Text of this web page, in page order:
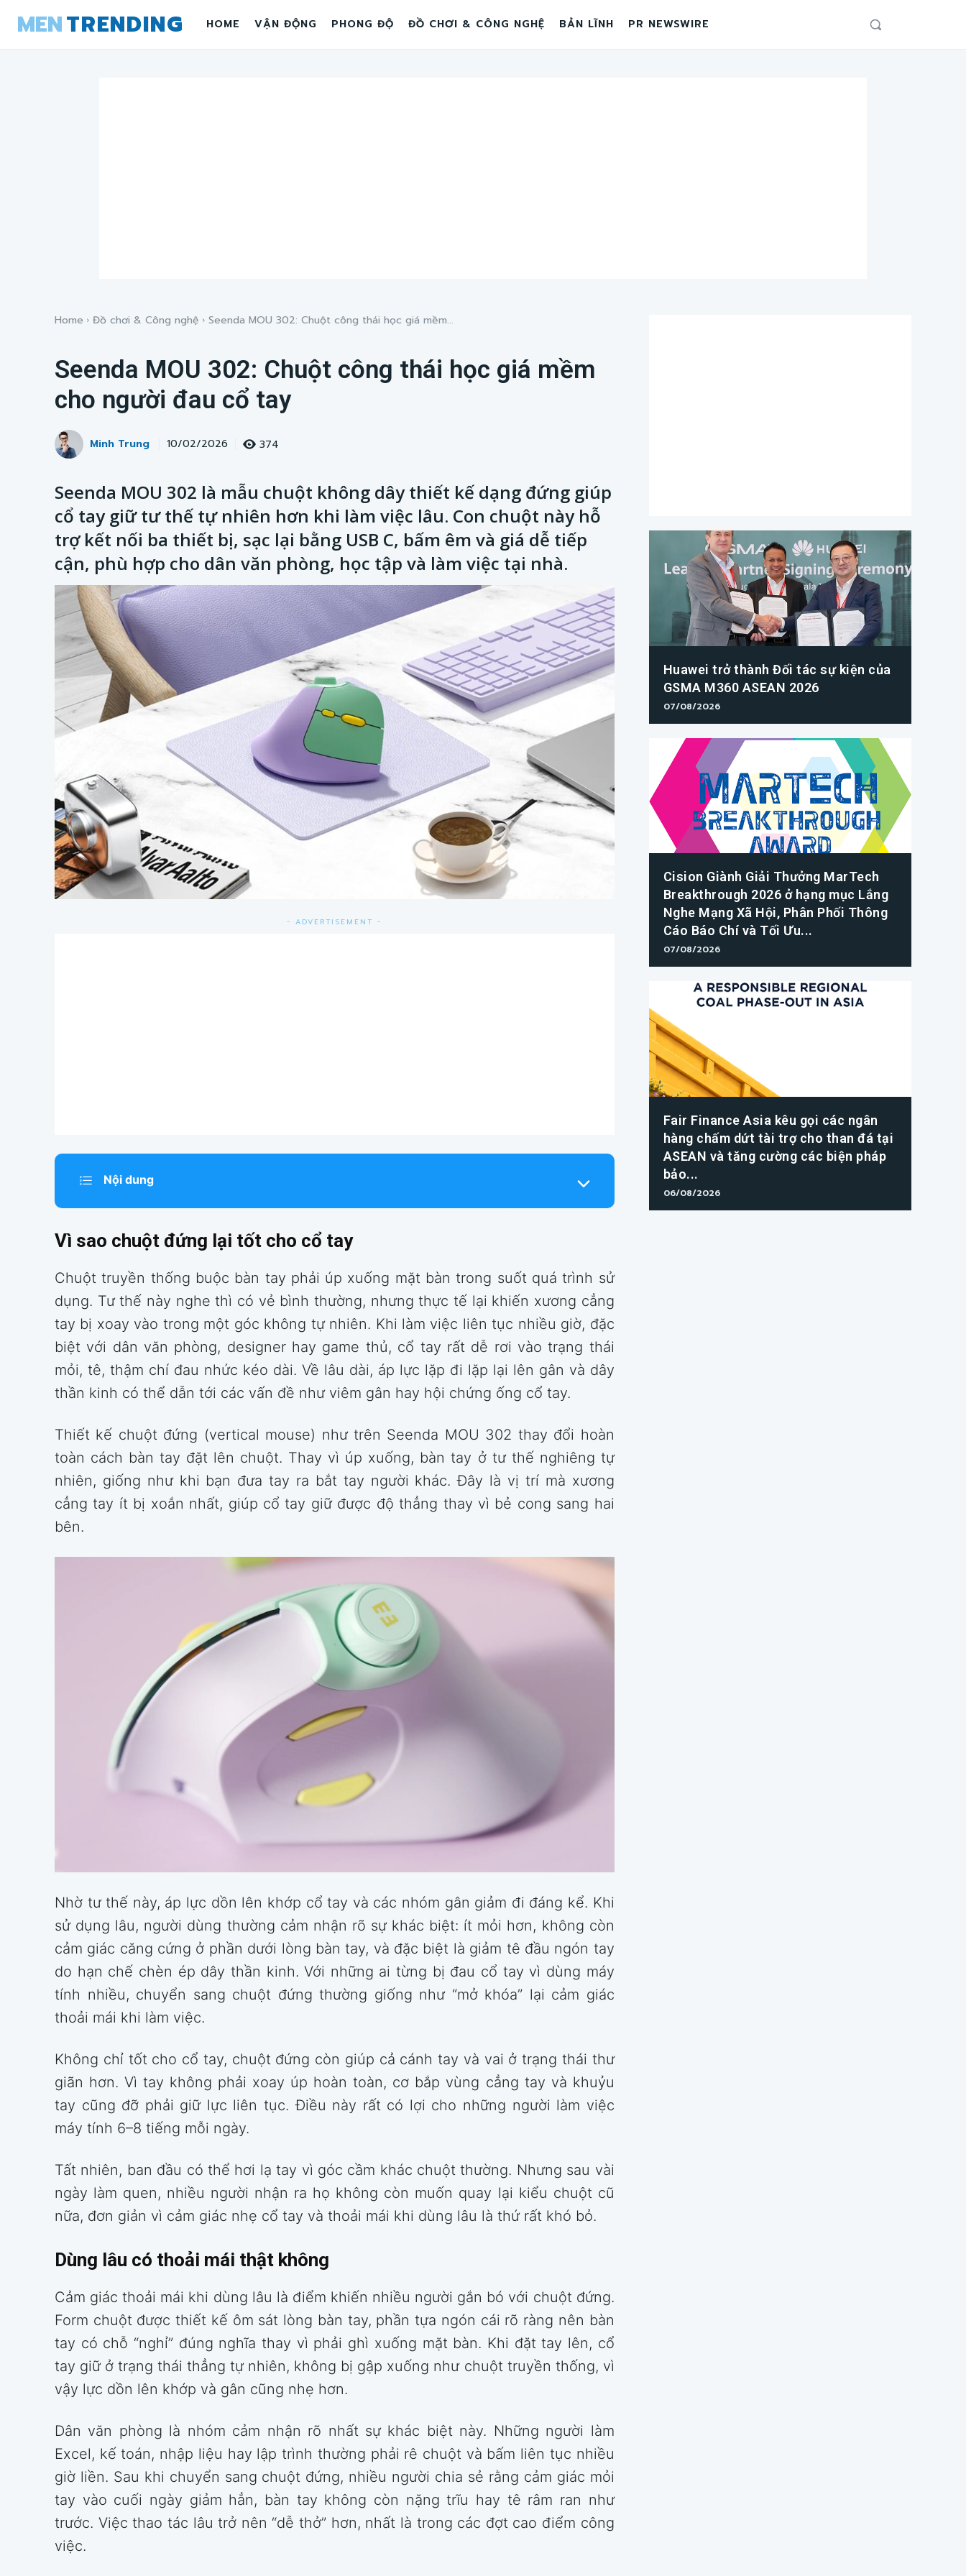
MENTRENDING HOME VẬN ĐỘNG PHONG ĐỘ ĐỒ CHƠI & CÔNG NGHỆ BẢN LĨNH PR NEWSWIRE
Home Đồ chơi & Công nghệ Seenda MOU 302: Chuột công thái học giá mềm...
Seenda MOU 302: Chuột công thái học giá mềm
cho người đau cổ tay
Minh Trung 10/02/2026 374
Seenda MOU 302 là mẫu chuột không dây thiết kế dạng đứng giúp
cổ tay giữ tư thế tự nhiên hơn khi làm việc lâu. Con chuột này hỗ
trợ kết nối ba thiết bị, sạc lại bằng USB C, bấm êm và giá dễ tiếp
cận, phù hợp cho dân văn phòng, học tập và làm việc tại nhà.
- ADVERTISEMENT -
Nội dung
Vì sao chuột đứng lại tốt cho cổ tay
Chuột truyền thống buộc bàn tay phải úp xuống mặt bàn trong suốt quá trình sử
dụng. Tư thế này nghe thì có vẻ bình thường, nhưng thực tế lại khiến xương cẳng
tay bị xoay vào trong một góc không tự nhiên. Khi làm việc liên tục nhiều giờ, đặc
biệt với dân văn phòng, designer hay game thủ, cổ tay rất dễ rơi vào trạng thái
mỏi, tê, thậm chí đau nhức kéo dài. Về lâu dài, áp lực lặp đi lặp lại lên gân và dây
thần kinh có thể dẫn tới các vấn đề như viêm gân hay hội chứng ống cổ tay.
Thiết kế chuột đứng (vertical mouse) như trên Seenda MOU 302 thay đổi hoàn
toàn cách bàn tay đặt lên chuột. Thay vì úp xuống, bàn tay ở tư thế nghiêng tự
nhiên, giống như khi bạn đưa tay ra bắt tay người khác. Đây là vị trí mà xương
cẳng tay ít bị xoắn nhất, giúp cổ tay giữ được độ thẳng thay vì bẻ cong sang hai
bên.
Nhờ tư thế này, áp lực dồn lên khớp cổ tay và các nhóm gân giảm đi đáng kể. Khi
sử dụng lâu, người dùng thường cảm nhận rõ sự khác biệt: ít mỏi hơn, không còn
cảm giác căng cứng ở phần dưới lòng bàn tay, và đặc biệt là giảm tê đầu ngón tay
do hạn chế chèn ép dây thần kinh. Với những ai từng bị đau cổ tay vì dùng máy
tính nhiều, chuyển sang chuột đứng thường giống như “mở khóa” lại cảm giác
thoải mái khi làm việc.
Không chỉ tốt cho cổ tay, chuột đứng còn giúp cả cánh tay và vai ở trạng thái thư
giãn hơn. Vì tay không phải xoay úp hoàn toàn, cơ bắp vùng cẳng tay và khuỷu
tay cũng đỡ phải giữ lực liên tục. Điều này rất có lợi cho những người làm việc
máy tính 6–8 tiếng mỗi ngày.
Tất nhiên, ban đầu có thể hơi lạ tay vì góc cầm khác chuột thường. Nhưng sau vài
ngày làm quen, nhiều người nhận ra họ không còn muốn quay lại kiểu chuột cũ
nữa, đơn giản vì cảm giác nhẹ cổ tay và thoải mái khi dùng lâu là thứ rất khó bỏ.
Dùng lâu có thoải mái thật không
Cảm giác thoải mái khi dùng lâu là điểm khiến nhiều người gắn bó với chuột đứng.
Form chuột được thiết kế ôm sát lòng bàn tay, phần tựa ngón cái rõ ràng nên bàn
tay có chỗ “nghỉ” đúng nghĩa thay vì phải ghì xuống mặt bàn. Khi đặt tay lên, cổ
tay giữ ở trạng thái thẳng tự nhiên, không bị gập xuống như chuột truyền thống, vì
vậy lực dồn lên khớp và gân cũng nhẹ hơn.
Dân văn phòng là nhóm cảm nhận rõ nhất sự khác biệt này. Những người làm
Excel, kế toán, nhập liệu hay lập trình thường phải rê chuột và bấm liên tục nhiều
giờ liền. Sau khi chuyển sang chuột đứng, nhiều người chia sẻ rằng cảm giác mỏi
tay vào cuối ngày giảm hẳn, bàn tay không còn nặng trĩu hay tê râm ran như
trước. Việc thao tác lâu trở nên “dễ thở” hơn, nhất là trong các đợt cao điểm công
việc.
Huawei trở thành Đối tác sự kiện của
GSMA M360 ASEAN 2026
07/08/2026
Cision Giành Giải Thưởng MarTech
Breakthrough 2026 ở hạng mục Lắng
Nghe Mạng Xã Hội, Phân Phối Thông
Cáo Báo Chí và Tối Ưu...
07/08/2026
Fair Finance Asia kêu gọi các ngân
hàng chấm dứt tài trợ cho than đá tại
ASEAN và tăng cường các biện pháp
bảo...
06/08/2026